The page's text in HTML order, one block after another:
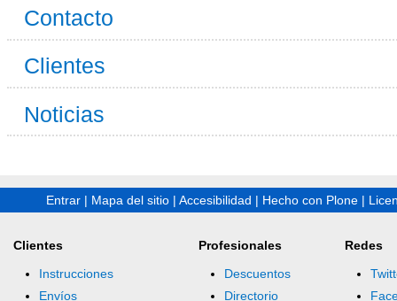
Contacto
Clientes
Noticias
Entrar | Mapa del sitio | Accesibilidad | Hecho con Plone |
Clientes
Instrucciones
Envíos
Profesionales
Descuentos
Directorio
Redes